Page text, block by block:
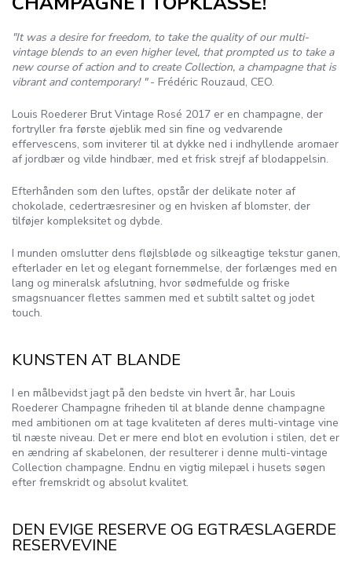
"It was a desire for freedom, to take the quality of our multi-
vintage blends to an even higher level, that prompted us to take a
new course of action and to create Collection, a champagne that is
vibrant and contemporary! "- Frédéric Rouzaud, CEO.
Louis Roederer Brut Vintage Rosé 2017 er en champagne, der
fortryller fra første øjeblik med sin fine og vedvarende
effervescens, som inviterer til at dykke ned i indhyllende aromaer
af jordbær og vilde hindbær, med et frisk strejf af blodappelsin.
Efterhånden som den luftes, opstår der delikate noter af
chokolade, cedertræsresiner og en hvisken af blomster, der
tilføjer kompleksitet og dybde.
I munden omslutter dens fløjlsbløde og silkeagtige tekstur ganen,
efterlader en let og elegant fornemmelse, der forlænges med en
lang og mineralsk afslutning, hvor sødmefulde og friske
smagsnuancer flettes sammen med et subtilt saltet og jodet
touch.
KUNSTEN AT BLANDE
I en målbevidst jagt på den bedste vin hvert år, har Louis
Roederer Champagne friheden til at blande denne champagne
med ambitionen om at tage kvaliteten af deres multi-vintage vine
til næste niveau. Det er mere end blot en evolution i stilen, det er
en ændring af skabelonen, der resulterer i denne multi-vintage
Collection champagne. Endnu en vigtig milepæl i husets søgen
efter fremskridt og absolut kvalitet.
DEN EVIGE RESERVE OG EGTRÆSLAGERDE
RESERVEVINE